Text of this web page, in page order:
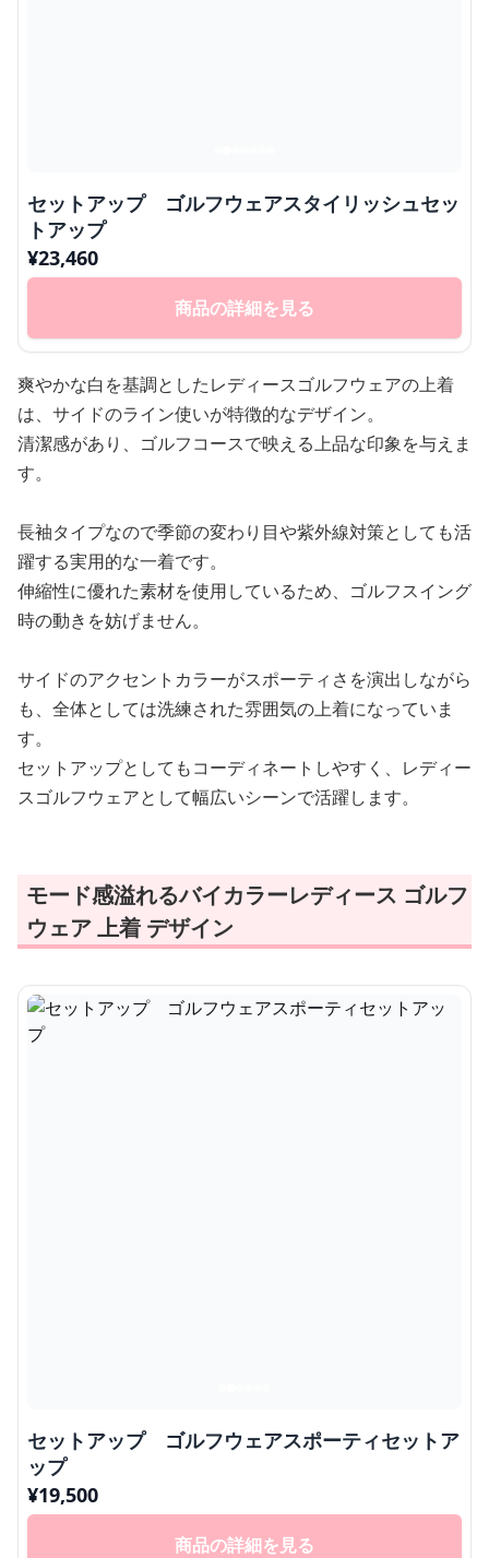
セットアップ ゴルフウェアスタイリッシュセッ
トアップ
¥23,460
商品の詳細を見る
爽やかな白を基調としたレディースゴルフウェアの上着
は、サイドのライン使いが特徴的なデザイン。
清潔感があり、ゴルフコースで映える上品な印象を与えま
す。
長袖タイプなので季節の変わり目や紫外線対策としても活
躍する実用的な一着です。
伸縮性に優れた素材を使用しているため、ゴルフスイング
時の動きを妨げません。
サイドのアクセントカラーがスポーティさを演出しながら
も、全体としては洗練された雰囲気の上着になっていま
す。
セットアップとしてもコーディネートしやすく、レディー
スゴルフウェアとして幅広いシーンで活躍します。
モード感溢れるバイカラーレディース ゴルフ
ウェア 上着 デザイン
セットアップ ゴルフウェアスポーティセットア
ップ
¥19,500
商品の詳細を見る